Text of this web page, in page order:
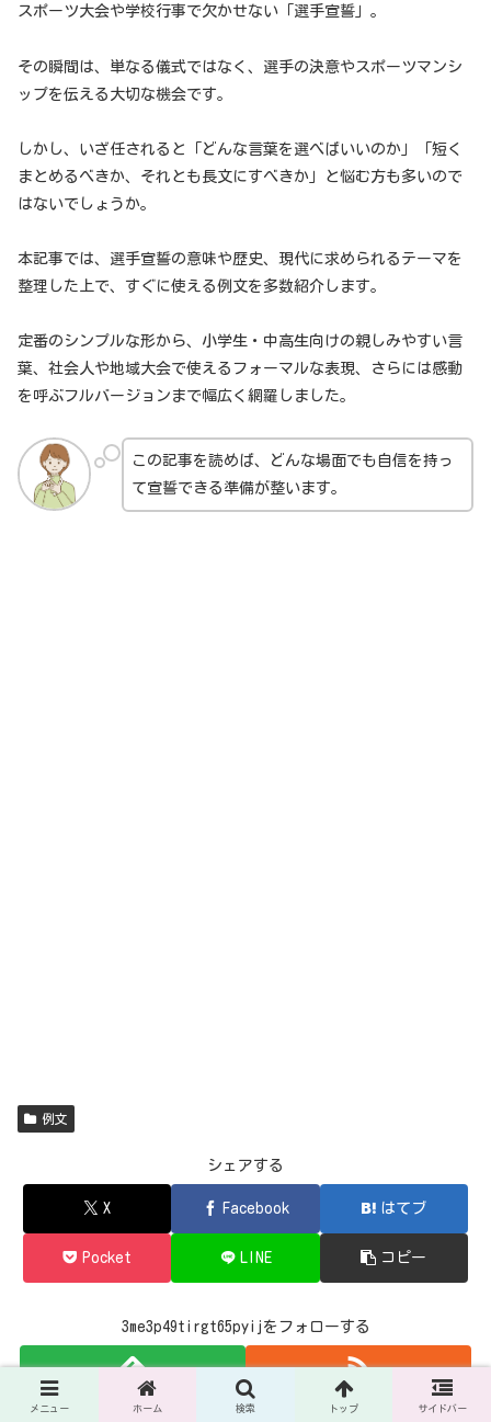
スポーツ大会や学校行事で欠かせない「選手宣誓」。
その瞬間は、単なる儀式ではなく、選手の決意やスポーツマンシ
ップを伝える大切な機会です。
しかし、いざ任されると「どんな言葉を選べばいいのか」「短く
まとめるべきか、それとも長文にすべきか」と悩む方も多いので
はないでしょうか。
本記事では、選手宣誓の意味や歴史、現代に求められるテーマを
整理した上で、すぐに使える例文を多数紹介します。
定番のシンプルな形から、小学生・中高生向けの親しみやすい言
葉、社会人や地域大会で使えるフォーマルな表現、さらには感動
を呼ぶフルバージョンまで幅広く網羅しました。
この記事を読めば、どんな場面でも自信を持っ
て宣誓できる準備が整います。
例文
シェアする
X Facebook はてブ
Pocket LINE コピー
3me3p49tirgt65pyijをフォローする
メニュー ホーム 検索 トップ サイドバー